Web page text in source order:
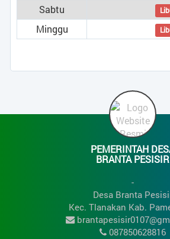
Sabtu
Minggu
PEMERINTAH
BRANTA PESISIR
-
Desa Branta
Kec. Tlanakan Kab.
087850628816